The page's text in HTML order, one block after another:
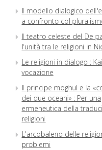
Il modello dialogico
a confronto col
Il teatro celeste del De
l'unità tra le religioni in
Le religioni in dialogo :
vocazione
Il principe moghul e la
dei due oceani» : Per una
ermeneutica della
religioni
L'arcobaleno delle
problemi